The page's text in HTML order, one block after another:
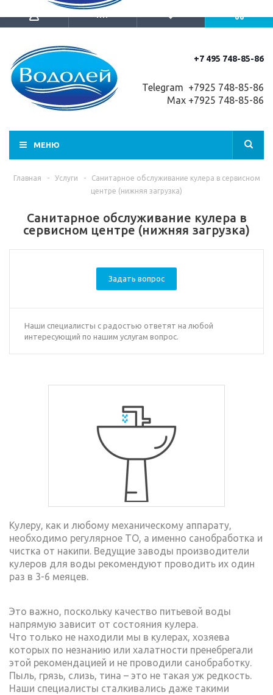
+7 495 748-85-86
Telegram +7925 748-85-86
Max +7925 748-85-86
МЕНЮ
Главная - Услуги -
Санитарное обслуживание кулера в сервисном
центре (нижняя загрузка)
Санитарное обслуживание кулера в
сервисном центре (нижняя загрузка)
Задать вопрос
Наши специалисты с радостью ответят на любой
интересующий по нашим услугам вопрос.
Кулеру, как и любому механическому аппарату,
необходимо регулярное ТО, а именно санобработка и
чистка от накипи. Ведущие заводы производители
кулеров для воды рекомендуют проводить их один
раз в 3-6 меяцев.
Это важно, поскольку качество питьевой воды
напрямую зависит от состояния кулера.
Что только не находили мы в кулерах, хозяева
которых по незнанию или халатности пренебрегали
этой рекомендацией и не проводили санобработку.
Пыль, грязь, слизь, тина – это не такая уж редкость.
Наши специалисты сталкивались даже такими